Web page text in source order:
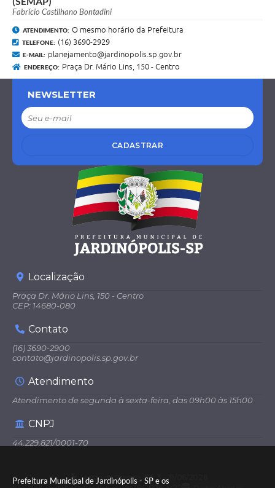
Prefeitura Municipal de Jardinópolis - SP e os
Fabrício Castilhano Bontadini
ATENDIMENTO: O mesmo horário da Prefeitura
TELEFONE: (16) 3690-2929
E-MAIL: planejamento@jardinopolis.sp.gov.br
ENDEREÇO: Praça Dr. Mário Lins, 150 - Centro
NEWSLETTER
CADASTRAR
Localização
Praça Dr. Mário Lins, 150 - Centro
CEP: 14680-080
Contato
(16) 3690-2900
contato@jardinopolis.sp.gov.br
Atendimento
Atendimento de segunda à sexta-feira, das 09h00 às 15h00
CNPJ
44.229.821/0001-70
Versão do Sistema: 3.5.3 - 19/06/2026